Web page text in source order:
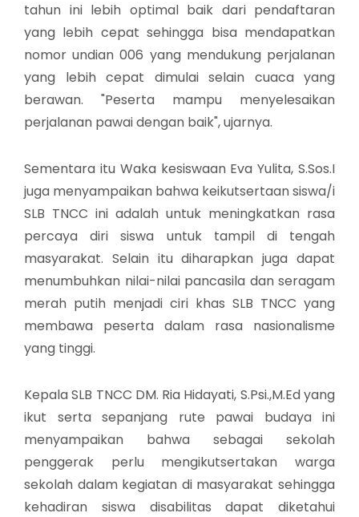
tahun ini lebih optimal baik dari pendaftaran
yang lebih cepat sehingga bisa mendapatkan
nomor undian 006 yang mendukung perjalanan
yang lebih cepat dimulai selain cuaca yang
berawan. "Peserta mampu menyelesaikan
perjalanan pawai dengan baik", ujarnya.
Sementara itu Waka kesiswaan Eva Yulita, S.Sos.I
juga menyampaikan bahwa keikutsertaan siswa/i
SLB TNCC ini adalah untuk meningkatkan rasa
percaya diri siswa untuk tampil di tengah
masyarakat. Selain itu diharapkan juga dapat
menumbuhkan nilai-nilai pancasila dan seragam
merah putih menjadi ciri khas SLB TNCC yang
membawa peserta dalam rasa nasionalisme
yang tinggi.
Kepala SLB TNCC DM. Ria Hidayati, S.Psi.,M.Ed yang
ikut serta sepanjang rute pawai budaya ini
menyampaikan bahwa sebagai sekolah
penggerak perlu mengikutsertakan warga
sekolah dalam kegiatan di masyarakat sehingga
kehadiran siswa disabilitas dapat diketahui